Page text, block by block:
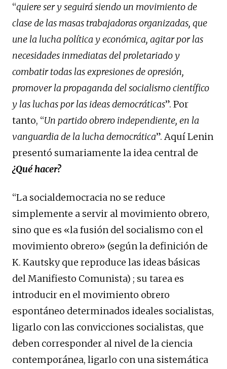
“quiere ser y seguirá siendo un movimiento de
clase de las masas trabajadoras organizadas, que
une la lucha política y económica, agitar por las
necesidades inmediatas del proletariado y
combatir todas las expresiones de opresión,
promover la propaganda del socialismo científico
y las luchas por las ideas democráticas”. Por
tanto, “Un partido obrero independiente, en la
vanguardia de la lucha democrática”. Aquí Lenin
presentó sumariamente la idea central de
¿Qué hacer?
“La socialdemocracia no se reduce
simplemente a servir al movimiento obrero,
sino que es «la fusión del socialismo con el
movimiento obrero» (según la definición de
K. Kautsky que reproduce las ideas básicas
del Manifiesto Comunista) ; su tarea es
introducir en el movimiento obrero
espontáneo determinados ideales socialistas,
ligarlo con las convicciones socialistas, que
deben corresponder al nivel de la ciencia
contemporánea, ligarlo con una sistemática